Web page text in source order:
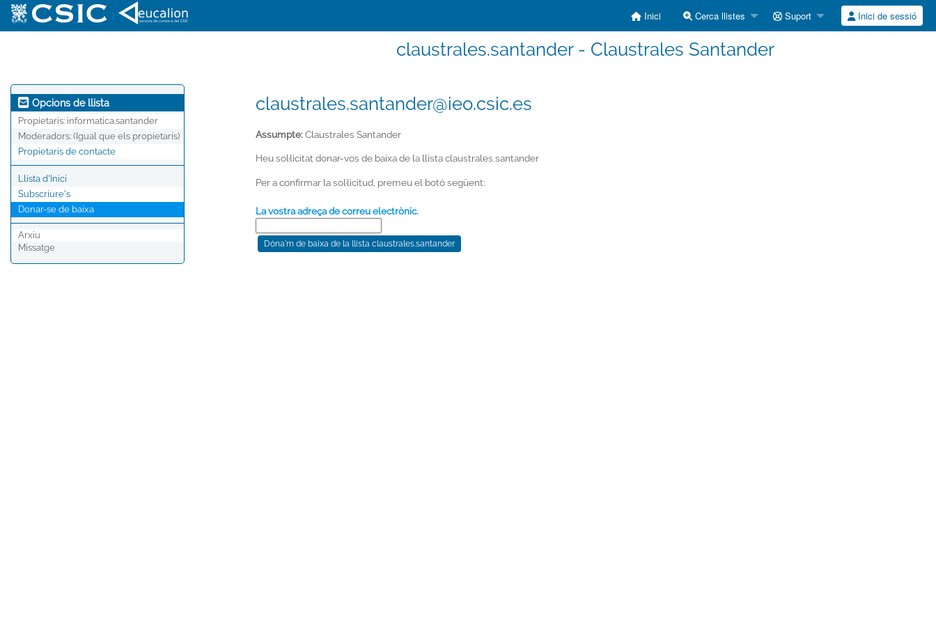
Inici Cerca llistes Suport Inici de sessió
claustrales.santander - Claustrales Santander
Opcions de llista
Propietaris: informatica.santander
Moderadors: (Igual que els propietaris)
Propietaris de contacte
Llista d'Inici
Subscriure's
Donar-se de baixa
Arxiu
Missatge
claustrales.santander@ieo.csic.es
Assumpte:Claustrales Santander
Heu sol·licitat donar-vos de baixa de la llista claustrales.santander
Per a confirmar la sol·licitud, premeu el botó següent:
La vostra adreça de correu electrònic.